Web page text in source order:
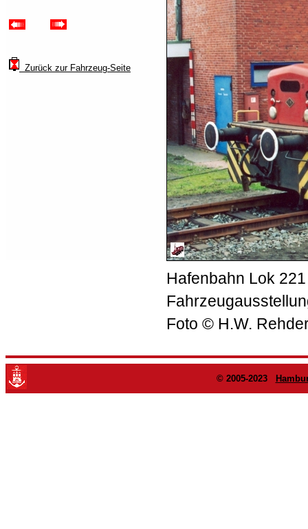
Zurück zur Fahrzeug-Seite
Hafenbahn Lok
Foto © H.W.
© 2005-2023